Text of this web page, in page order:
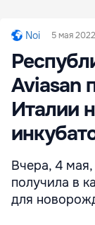
Noi 5 мая
Aviasan
Италии
Вчера, 4
получила в
для